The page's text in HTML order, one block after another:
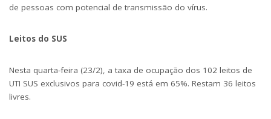
de pessoas com potencial de transmissão do vírus.
Leitos do SUS
Nesta quarta-feira (23/2), a taxa de ocupação dos 102 leitos de
UTI SUS exclusivos para covid-19 está em 65%. Restam 36 leitos
livres.